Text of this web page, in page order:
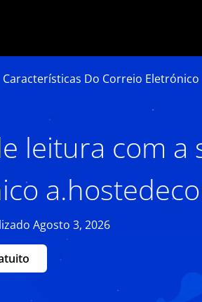
Características Do Correio Eletrónico
leitura com a
Agosto 3, 2026